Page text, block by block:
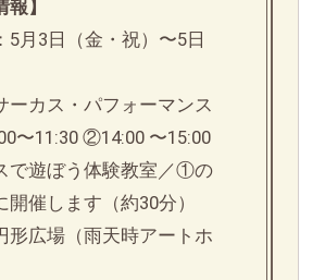
報】
5月3日（金・祝）〜5日
ーカス・パフォーマンス
〜11:30 ②14:00 〜15:00
で遊ぼう体験教室／①の
開催します（約30分）
形広場（雨天時アートホ